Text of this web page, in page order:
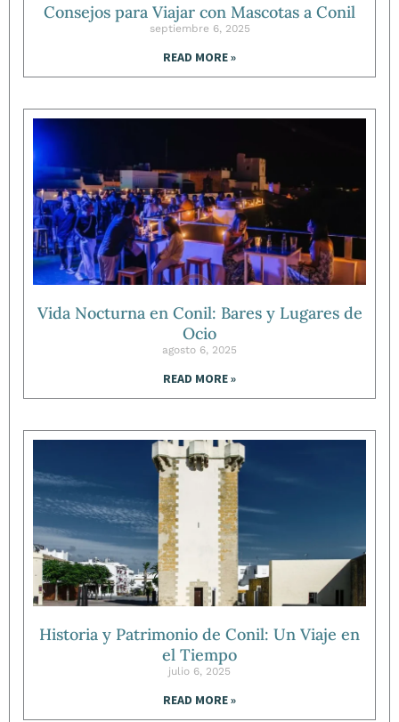
Consejos para Viajar con Mascotas a Conil
septiembre 6, 2025
READ MORE »
Vida Nocturna en Conil: Bares y Lugares de
Ocio
agosto 6, 2025
READ MORE »
Historia y Patrimonio de Conil: Un Viaje en
el Tiempo
julio 6, 2025
READ MORE »